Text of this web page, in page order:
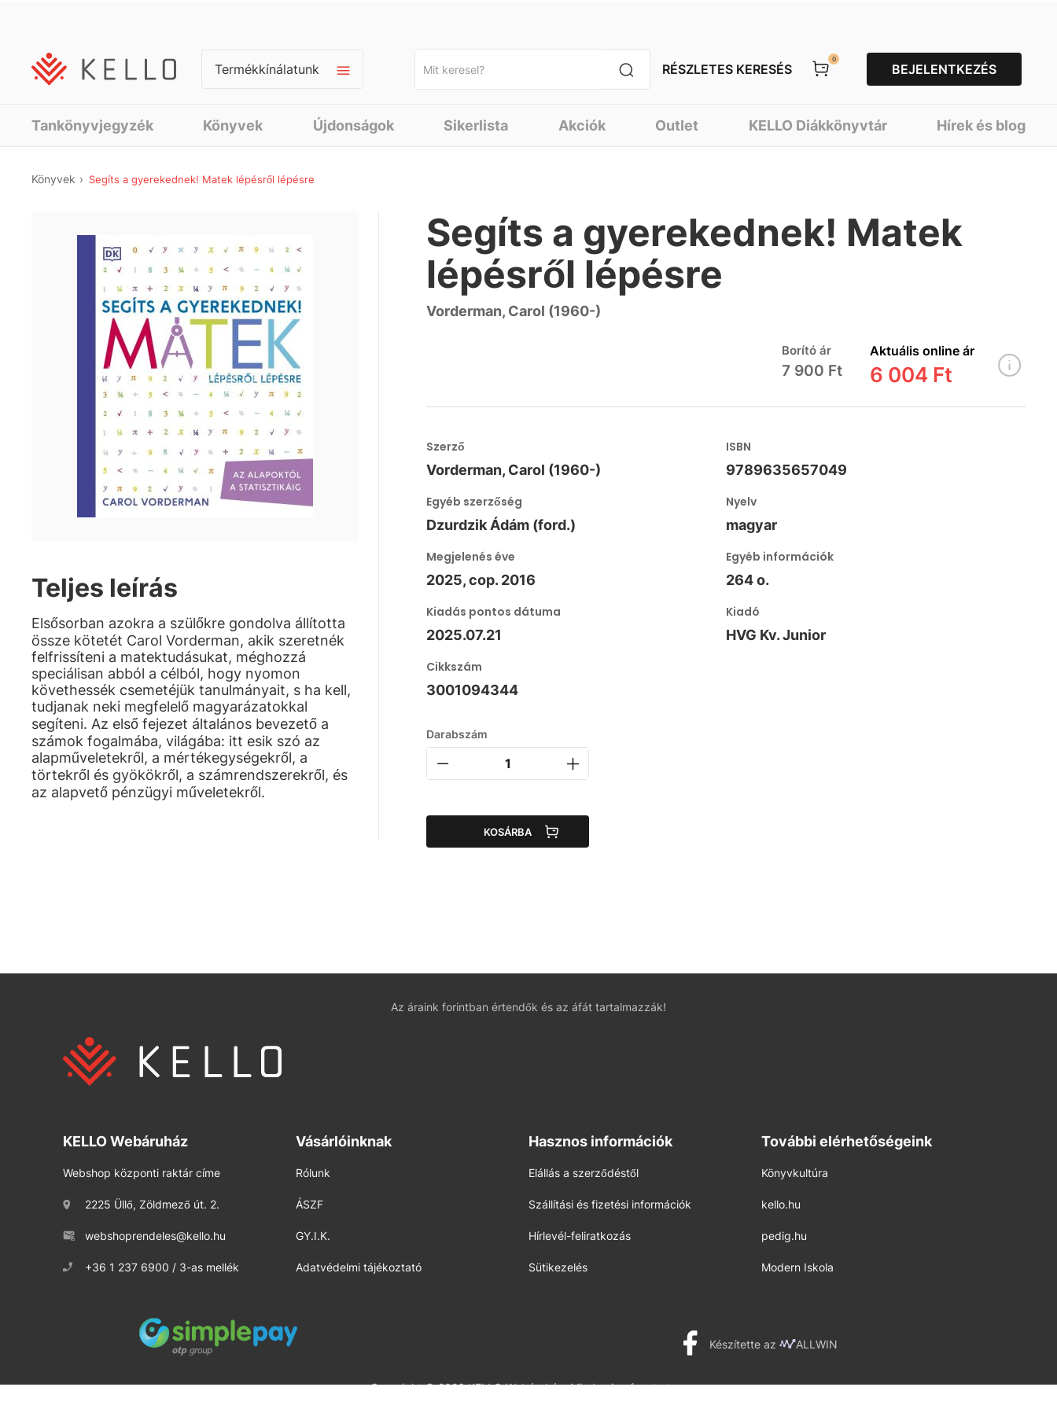
Termékkínálatunk RÉSZLETES KERESÉS
0
BEJELENTKEZÉS
Tankönyvjegyzék Könyvek Újdonságok Sikerlista Akciók Outlet KELLO Diákkönyvtár Hírek és blog
Könyvek Segíts a gyerekednek! Matek lépésről lépésre
Teljes leírás
Elsősorban azokra a szülőkre gondolva állította
össze kötetét Carol Vorderman, akik szeretnék
felfrissíteni a matektudásukat, méghozzá
speciálisan abból a célból, hogy nyomon
követhessék csemetéjük tanulmányait, s ha kell,
tudjanak neki megfelelő magyarázatokkal
segíteni. Az első fejezet általános bevezető a
számok fogalmába, világába: itt esik szó az
alapműveletekről, a mértékegységekről, a
törtekről és gyökökről, a számrendszerekről, és
az alapvető pénzügyi műveletekről.
Segíts a gyerekednek! Matek
lépésről lépésre
Vorderman, Carol (1960-)
Borító ár
7 900 Ft
Aktuális online ár
6 004 Ft
Szerző
Vorderman, Carol (1960-)
ISBN
9789635657049
Egyéb szerzőség
Dzurdzik Ádám (ford.)
Nyelv
magyar
Megjelenés éve
2025, cop. 2016
Egyéb információk
264 o.
Kiadás pontos dátuma
2025.07.21
Kiadó
HVG Kv. Junior
Cikkszám
3001094344
Darabszám
KOSÁRBA
Az áraink forintban értendők és az áfát tartalmazzák!
KELLO Webáruház
Webshop központi raktár címe
2225 Üllő, Zöldmező út. 2.
webshoprendeles@kello.hu
+36 1 237 6900 / 3-as mellék
Vásárlóinknak
Rólunk
ÁSZF
GY.I.K.
Adatvédelmi tájékoztató
Hasznos információk
Elállás a szerződéstől
Szállítási és fizetési információk
Hírlevél-feliratkozás
Sütikezelés
További elérhetőségeink
Könyvkultúra
kello.hu
pedig.hu
Modern Iskola
Készítette az ALLWIN
Copyright © 2026 KELLO Webáruház. Minden jog fenntartva.